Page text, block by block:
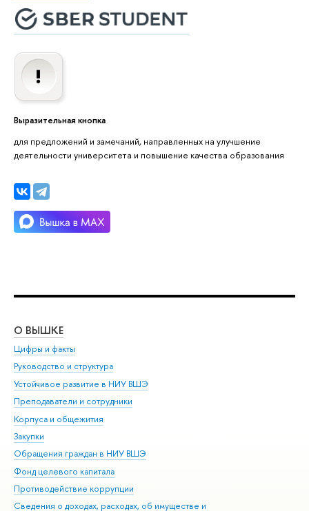
Выразительная кнопка
для предложений и замечаний, направленных на улучшение
деятельности университета и повышение качества образования
О ВЫШКЕ
Цифры и факты
Руководство и структура
Устойчивое развитие в НИУ ВШЭ
Преподаватели и сотрудники
Корпуса и общежития
Закупки
Обращения граждан в НИУ ВШЭ
Фонд целевого капитала
Противодействие коррупции
Сведения о доходах, расходах, об имуществе и